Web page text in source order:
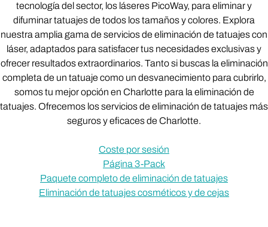
tecnología del sector, los láseres PicoWay, para eliminar y
difuminar tatuajes de todos los tamaños y colores. Explora
nuestra amplia gama de servicios de eliminación de tatuajes con
láser, adaptados para satisfacer tus necesidades exclusivas y
ofrecer resultados extraordinarios. Tanto si buscas la eliminación
completa de un tatuaje como un desvanecimiento para cubrirlo,
somos tu mejor opción en Charlotte para la eliminación de
tatuajes. Ofrecemos los servicios de eliminación de tatuajes más
seguros y eficaces de Charlotte.
Coste por sesión
Página 3-Pack
Paquete completo de eliminación de tatuajes
Eliminación de tatuajes cosméticos y de cejas